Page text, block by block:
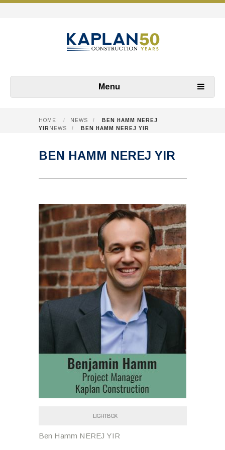
Menu
HOME / NEWS /
BEN HAMM NEREJ
YIR NEWS / BEN HAMM NEREJ YIR
BEN HAMM NEREJ YIR
LIGHTBOX
Ben Hamm NEREJ YIR